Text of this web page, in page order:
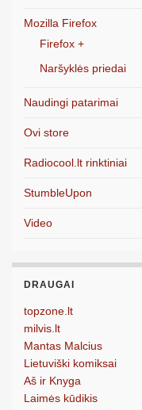
Mozilla Firefox
Firefox +
Naršyklės priedai
Naudingi patarimai
Ovi store
Radiocool.lt rinktiniai
StumbleUpon
Video
DRAUGAI
topzone.lt
milvis.lt
Mantas Malcius
Lietuviški komiksai
Aš ir Knyga
Laimės kūdikis